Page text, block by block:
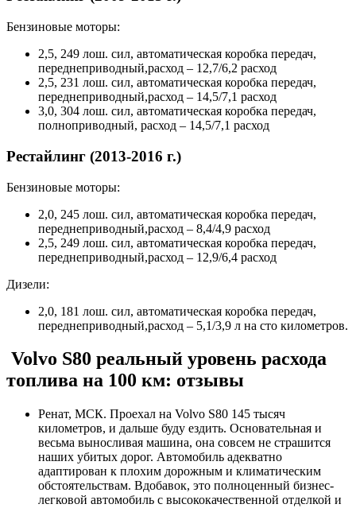
Бензиновые моторы:
2,5, 249 лош. сил, автоматическая коробка передач,
переднеприводный,расход – 12,7/6,2 расход
2,5, 231 лош. сил, автоматическая коробка передач,
переднеприводный,расход – 14,5/7,1 расход
3,0, 304 лош. сил, автоматическая коробка передач,
полноприводный, расход – 14,5/7,1 расход
Рестайлинг (2013-2016 г.)
Бензиновые моторы:
2,0, 245 лош. сил, автоматическая коробка передач,
переднеприводный,расход – 8,4/4,9 расход
2,5, 249 лош. сил, автоматическая коробка передач,
переднеприводный,расход – 12,9/6,4 расход
Дизели:
2,0, 181 лош. сил, автоматическая коробка передач,
переднеприводный,расход – 5,1/3,9 л на сто километров.
Volvo S80 реальный уровень расхода
топлива на 100 км: отзывы
Ренат, МСК. Проехал на Volvo S80 145 тысяч
километров, и дальше буду ездить. Основательная и
весьма выносливая машина, она совсем не страшится
наших убитых дорог. Автомобиль адекватно
адаптирован к плохим дорожным и климатическим
обстоятельствам. Вдобавок, это полноценный бизнес-
легковой автомобиль с высококачественной отделкой и